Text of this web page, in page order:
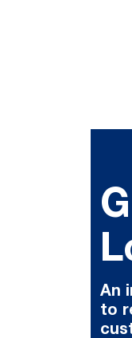
An
to